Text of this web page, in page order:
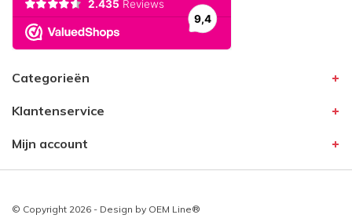
Categorieën
Klantenservice
Mijn account
© Copyright 2026 - Design by OEM Line®